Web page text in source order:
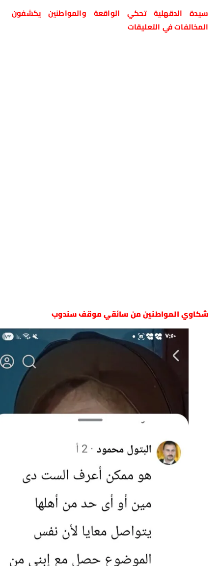
سيدة الدقهلية تحكي الواقعة والمواطنين يكشفون
المخالفات في التعليقات
شكاوي المواطنين من سائقي موقف سندوب